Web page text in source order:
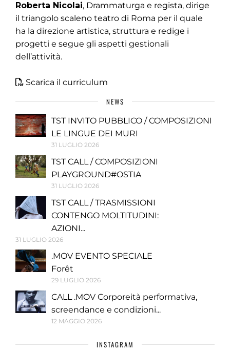
Roberta Nicolai, Drammaturga e regista, dirige
il triangolo scaleno teatro di Roma per il quale
ha la direzione artistica, struttura e redige i
progetti e segue gli aspetti gestionali
dell’attività.
Scarica il curriculum
NEWS
TST INVITO PUBBLICO / COMPOSIZIONI
LE LINGUE DEI MURI
31 LUGLIO 2026
TST CALL / COMPOSIZIONI
PLAYGROUND#OSTIA
31 LUGLIO 2026
TST CALL / TRASMISSIONI
CONTENGO MOLTITUDINI:
AZIONI...
31 LUGLIO 2026
.MOV EVENTO SPECIALE
Forêt
29 LUGLIO 2026
CALL .MOV Corporeità performativa,
screendance e condizioni...
12 MAGGIO 2026
INSTAGRAM